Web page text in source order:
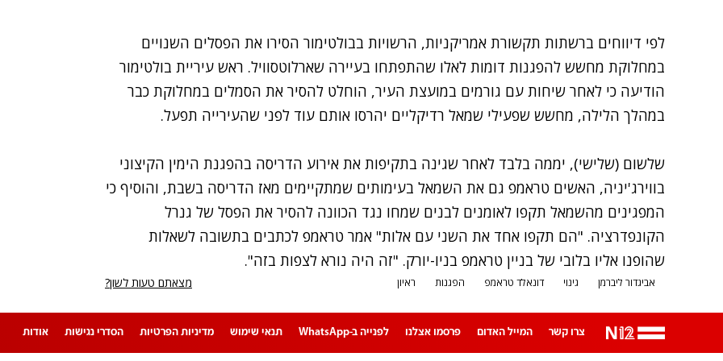
לפי דיווחים ברשתות תקשורת אמריקניות, הרשויות בבולטימור הסירו את הפסלים השנויים
במחלוקת מחשש להפגנות דומות לאלו שהתפתחו בעיירה שארלוטסוויל. ראש עיריית בולטימור
הודיעה כי לאחר שיחות עם גורמים במועצת העיר, הוחלט להסיר את הסמלים במחלוקת כבר
במהלך הלילה, מחשש שפעילי שמאל רדיקליים יהרסו אותם עוד לפני שהעירייה תפעל.
שלשום (שלישי), יממה בלבד לאחר שגינה בתקיפות את אירוע הדריסה בהפגנת הימין הקיצוני
בווירג'יניה, האשים טראמפ גם את השמאל בעימותים שמתקיימים מאז הדריסה בשבת, והוסיף כי
המפגינים מהשמאל תקפו לאומנים לבנים שמחו נגד הכוונה להסיר את הפסל של גנרל
הקונפדרציה. "הם תקפו אחד את השני עם אלות" אמר טראמפ לכתבים בתשובה לשאלות
שהופנו אליו בלובי של בניין טראמפ בניו-יורק. "זה היה נורא לצפות בזה".
אביגדור ליברמן גינוי דונאלד טראמפ הפגנות ראיון מצאתם טעות לשון?
צרו קשר המייל האדום פרסמו אצלנו לפנייה ב-WhatsApp תנאי שימוש מדיניות הפרטיות הסדרי נגישות אודות